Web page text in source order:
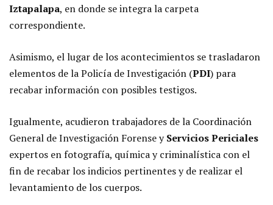
Iztapalapa, en donde se integra la carpeta
correspondiente.
Asimismo, el lugar de los acontecimientos se trasladaron
elementos de la Policía de Investigación (PDI) para
recabar información con posibles testigos.
Igualmente, acudieron trabajadores de la Coordinación
General de Investigación Forense yServicios Periciales
expertos en fotografía, química y criminalística con el
fin de recabar los indicios pertinentes y de realizar el
levantamiento de los cuerpos.